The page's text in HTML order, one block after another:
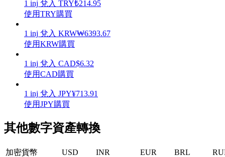
一鍵質押鎖定高收益
1 inj 兌入 TRY₺214.95
使用TRY購買
1 inj 兌入 KRW₩6393.67
使用KRW購買
1 inj 兌入 CAD$6.32
使用CAD購買
1 inj 兌入 JPY¥713.91
使用JPY購買
其他數字資產轉換
加密貨幣 USD INR EUR BRL